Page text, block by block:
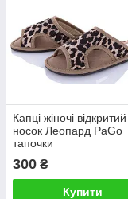
Капці жіночі відкритий
носок Леопард PaGo
тапочки
300 ₴
Купити